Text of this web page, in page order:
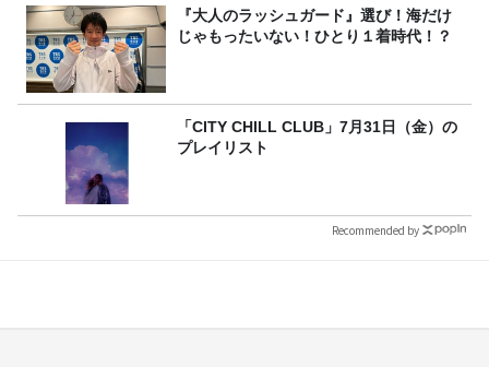
『大人のラッシュガード』選び！海だけ
じゃもったいない！ひとり１着時代！？
「CITY CHILL CLUB」7月31日（金）の
プレイリスト
Recommended by